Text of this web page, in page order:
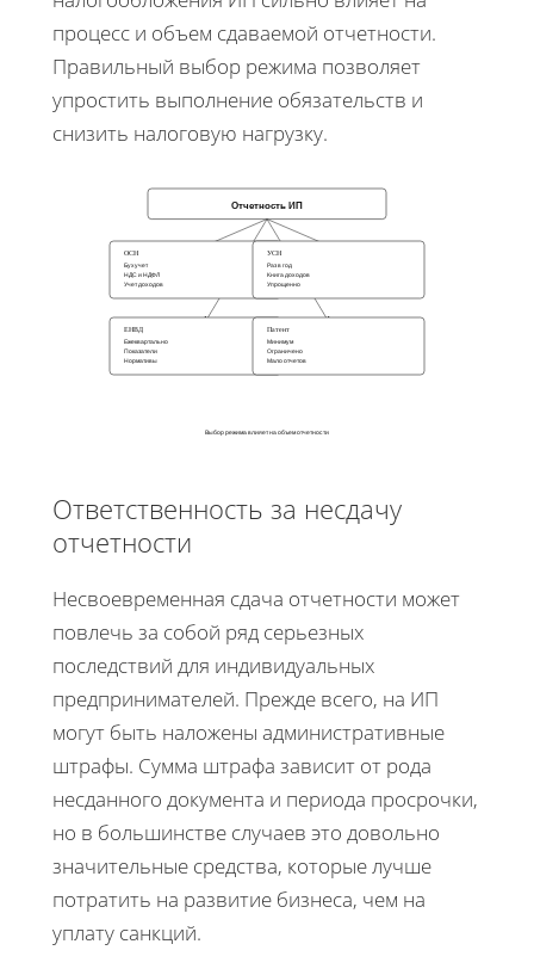
процесс и объем сдаваемой отчетности.
Правильный выбор режима позволяет
упростить выполнение обязательств и
снизить налоговую нагрузку.
Отчетность ИП
ОСН
Бухучет
НДС и НДФЛ
Учет доходов
УСН
Раз в год
Книга доходов
Упрощенно
ЕНВД
Ежеквартально
Показатели
Нормативы
Патент
Минимум
Ограничено
Мало отчетов
Выбор режима влияет на объем отчетности
Ответственность за несдачу
отчетности
Несвоевременная сдача отчетности может
повлечь за собой ряд серьезных
последствий для индивидуальных
предпринимателей. Прежде всего, на ИП
могут быть наложены административные
штрафы. Сумма штрафа зависит от рода
несданного документа и периода просрочки,
но в большинстве случаев это довольно
значительные средства, которые лучше
потратить на развитие бизнеса, чем на
уплату санкций.